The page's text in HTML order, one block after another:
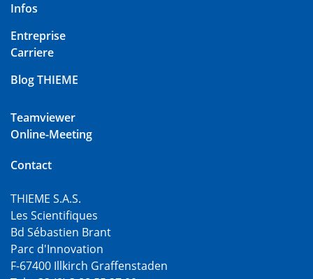
Infos
Entreprise
Carriere
Blog THIEME
Teamviewer
Online-Meeting
Contact
THIEME S.A.S.
Les Scientifiques
Bd Sébastien Brant
Parc d'Innovation
F-67400 Illkirch Graffenstaden